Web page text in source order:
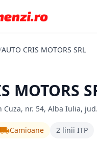
AUTO CRIS MOTORS SRL
MOTORS
Cuza, nr. 54, Alba Iulia,
Camioane 2 linii ITP